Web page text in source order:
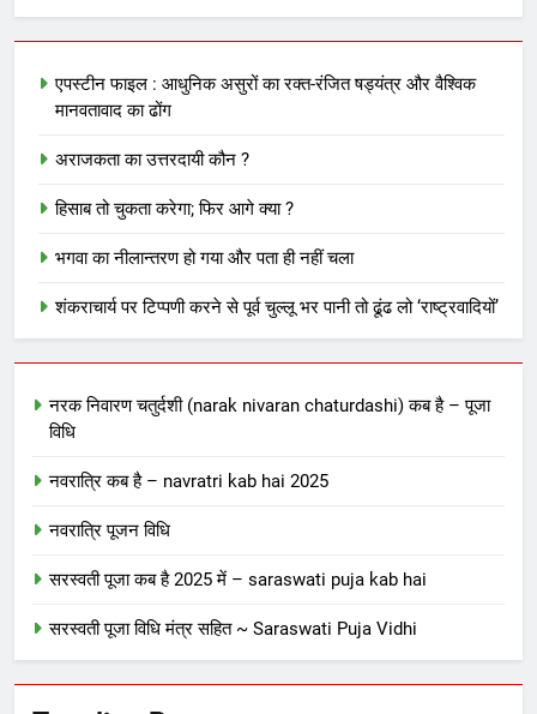
एपस्टीन फाइल : आधुनिक असुरों का रक्त-रंजित षड्यंत्र और वैश्विक
मानवतावाद का ढोंग
अराजकता का उत्तरदायी कौन ?
हिसाब तो चुकता करेगा; फिर आगे क्या ?
भगवा का नीलान्तरण हो गया और पता ही नहीं चला
शंकराचार्य पर टिप्पणी करने से पूर्व चुल्लू भर पानी तो ढूंढ लो ‘राष्ट्रवादियों’
नरक निवारण चतुर्दशी (narak nivaran chaturdashi) कब है – पूजा
विधि
नवरात्रि कब है – navratri kab hai 2025
नवरात्रि पूजन विधि
सरस्वती पूजा कब है 2025 में – saraswati puja kab hai
सरस्वती पूजा विधि मंत्र सहित ~ Saraswati Puja Vidhi